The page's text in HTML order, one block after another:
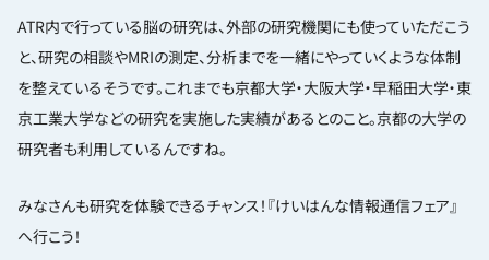
ATR内で行っている脳の研究は、外部の研究機関にも使っていただこう
と、研究の相談やMRIの測定、分析までを一緒にやっていくような体制
を整えているそうです。これまでも京都大学・大阪大学・早稲田大学・東
京工業大学などの研究を実施した実績があるとのこと。京都の大学の
研究者も利用しているんですね。
みなさんも研究を体験できるチャンス！『けいはんな情報通信フェア』
へ行こう！